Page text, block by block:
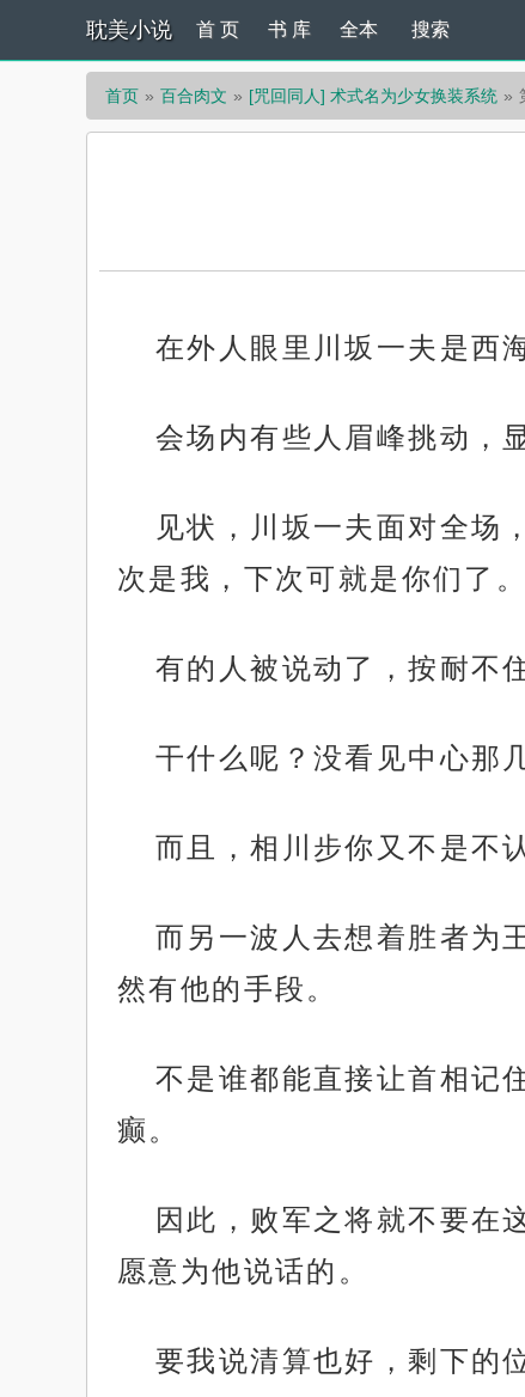
耽美小说 首 页 书 库 全本 搜索
首页 百合肉文 [咒回同人] 术式名为少女换装系统
在外人眼里川坂一夫是西
会场内有些人眉峰挑动，
见状，川坂一夫面对全场
次是我，下次可就是你们了。
有的人被说动了，按耐不
干什么呢？没看见中心那
而且，相川步你又不是不
而另一波人去想着胜者为
然有他的手段。
不是谁都能直接让首相记
癫。
因此，败军之将就不要在
愿意为他说话的。
要我说清算也好，剩下的